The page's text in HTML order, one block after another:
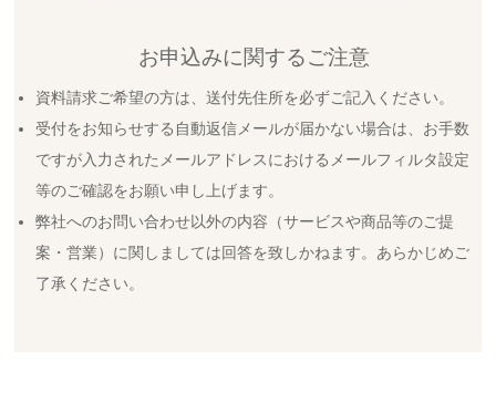
お申込みに関するご注意
資料請求ご希望の方は、送付先住所を必ずご記入ください。
受付をお知らせする自動返信メールが届かない場合は、お手数
ですが入力されたメールアドレスにおけるメールフィルタ設定
等のご確認をお願い申し上げます。
弊社へのお問い合わせ以外の内容（サービスや商品等のご提
案・営業）に関しましては回答を致しかねます。あらかじめご
了承ください。